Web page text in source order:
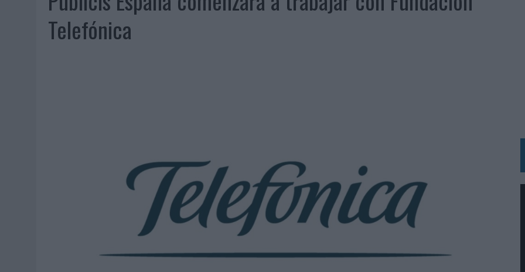
07/08/2026 | EL VERANO PONE A PRUEBA LA ESTRATEGIA DIGITAL DE LAS MARCAS
07/08/2026
VUELING CONVIERTE LOS RECUERDOS EN SOUVENIRS CON IA
FRIGO Y UNIQLO LANZAN UNA COLECCIÓN PERSONALIZABLE INSPIRADA EN CORNETTO, CALIPPO Y SOLERO
LA IA ESTÁ SUBIENDO EL LISTÓN DE LA CREATIVIDAD
BEON WORLDWIDE LANZA RAÍZ URBANA PARA TRANSFORMAR EL PATRIMONIO HISTÓRICO EN ACTIVOS CULTURALES Y ECONÓMICOS
FABRA COMUNICACIÓN INCORPORA A CASONÁ Y ASUME LA GESTIÓN DE SUS RELACIONES CON LOS MEDIOS
Telefónica